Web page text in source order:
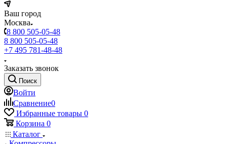
Ваш город
Москва
8 800 505-05-48
8 800 505-05-48
+7 495 781-48-48
Заказать звонок
Поиск
Войти
Сравнение0
Избранные товары 0
Корзина 0
Каталог